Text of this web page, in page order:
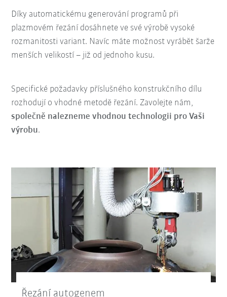
Díky automatickému generování programů při
plazmovém řezání dosáhnete ve své výrobě vysoké
rozmanitosti variant. Navíc máte možnost vyrábět šarže
menších velikostí – již od jednoho kusu.
Specifické požadavky příslušného konstrukčního dílu
rozhodují o vhodné metodě řezání. Zavolejte nám,
společně nalezneme vhodnou technologii pro Vaši
výrobu.
Řezání autogenem